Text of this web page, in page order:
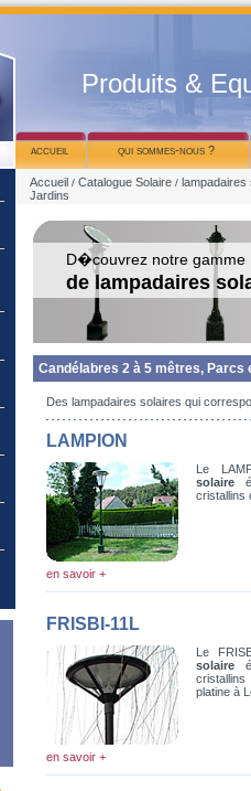
Produits &
accueil qui sommes-nous ?
Accueil / Catalogue Solaire / lampadaires
Jardins
D�couvrez notre gamme
de lampadaires
Candélabres 2 à 5 mêtres, Parcs
Des lampadaires solaires qui
LAMPION
Le
solaire
cristallins
en savoir +
FRISBI-11L
Le
solaire
platine à
en savoir +